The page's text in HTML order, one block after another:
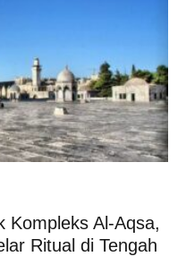
Kompleks Al-Aqsa,
Ritual di Tengah